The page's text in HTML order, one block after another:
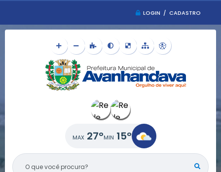
LOGIN / CADASTRO
O QUE VOCÊ PROCURA?
27° 15°